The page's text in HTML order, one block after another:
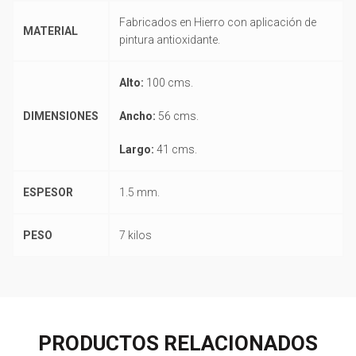
MATERIAL
Fabricados en Hierro con aplicación de
pintura antioxidante.
DIMENSIONES
Alto: 100 cms.
Ancho: 56 cms.
Largo: 41 cms.
ESPESOR 1.5 mm.
PESO 7 kilos
PRODUCTOS RELACIONADOS